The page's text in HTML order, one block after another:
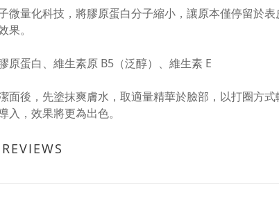
微量化科技，將膠原蛋白分子縮小，讓原本僅停留於
果。
原蛋白、維生素原 B5（泛醇）、維生素 E
面後，先塗抹爽膚水，取適量精華於臉部，以打圈方式
入，效果將更為出色。